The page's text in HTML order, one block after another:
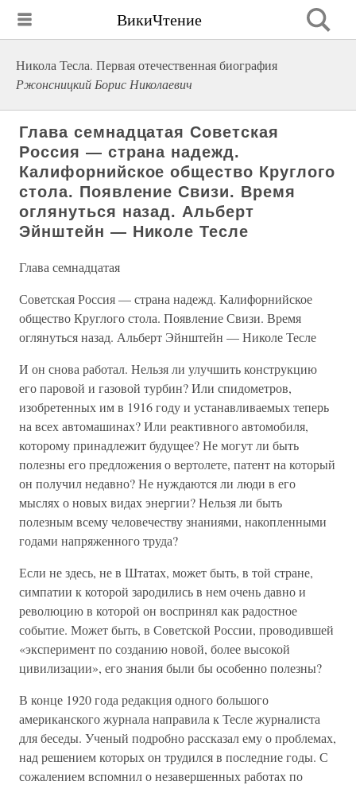
ВикиЧтение
Никола Тесла. Первая отечественная биография
Ржонсницкий Борис Николаевич
Глава семнадцатая Советская
Россия — страна надежд.
Калифорнийское общество Круглого
стола. Появление Свизи. Время
оглянуться назад. Альберт
Эйнштейн — Николе Тесле
Глава семнадцатая
Советская Россия — страна надежд. Калифорнийское
общество Круглого стола. Появление Свизи. Время
оглянуться назад. Альберт Эйнштейн — Николе Тесле
И он снова работал. Нельзя ли улучшить конструкцию
его паровой и газовой турбин? Или спидометров,
изобретенных им в 1916 году и устанавливаемых теперь
на всех автомашинах? Или реактивного автомобиля,
которому принадлежит будущее? Не могут ли быть
полезны его предложения о вертолете, патент на который
он получил недавно? Не нуждаются ли люди в его
мыслях о новых видах энергии? Нельзя ли быть
полезным всему человечеству знаниями, накопленными
годами напряженного труда?
Если не здесь, не в Штатах, может быть, в той стране,
симпатии к которой зародились в нем очень давно и
революцию в которой он воспринял как радостное
событие. Может быть, в Советской России, проводившей
«эксперимент по созданию новой, более высокой
цивилизации», его знания были бы особенно полезны?
В конце 1920 года редакция одного большого
американского журнала направила к Тесле журналиста
для беседы. Ученый подробно рассказал ему о проблемах,
над решением которых он трудился в последние годы. С
сожалением вспомнил о незавершенных работах по